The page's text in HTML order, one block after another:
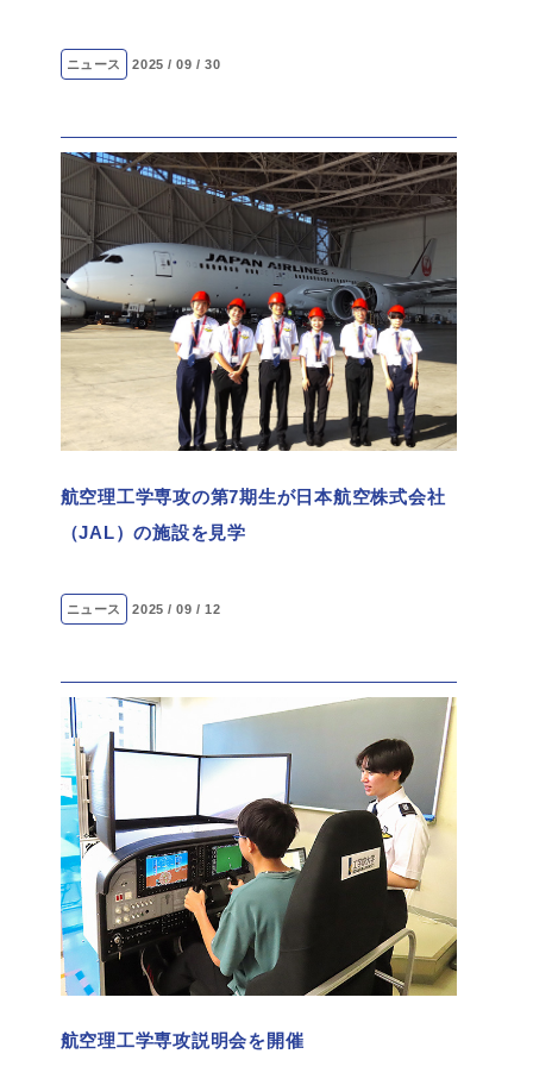
ニュース 2025 / 09 / 30
航空理工学専攻の第7期生が日本航空株式会社
（JAL）の施設を見学
ニュース 2025 / 09 / 12
航空理工学専攻説明会を開催